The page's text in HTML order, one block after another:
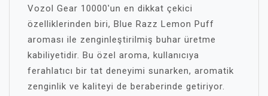
Vozol Gear 10000'un en dikkat çekici
özelliklerinden biri, Blue Razz Lemon Puff
aroması ile zenginleştirilmiş buhar üretme
kabiliyetidir. Bu özel aroma, kullanıcıya
ferahlatıcı bir tat deneyimi sunarken, aromatik
zenginlik ve kaliteyi de beraberinde getiriyor.